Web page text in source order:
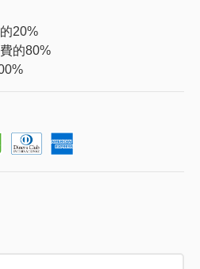
20%
的80%